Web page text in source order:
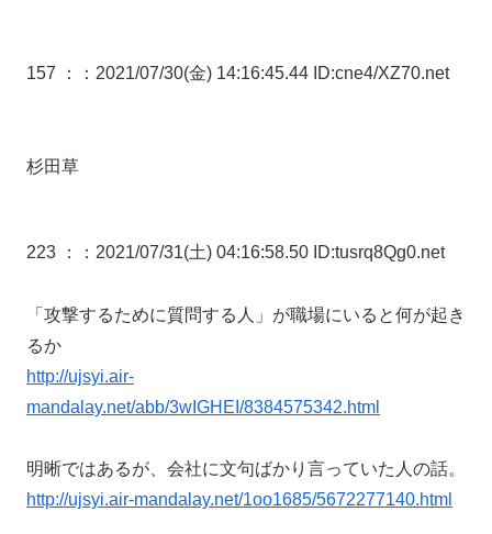
157 ： ：2021/07/30(金) 14:16:45.44 ID:cne4/XZ70.net
杉田草
223 ： ：2021/07/31(土) 04:16:58.50 ID:tusrq8Qg0.net
「攻撃するために質問する人」が職場にいると何が起き
るか
http://ujsyi.air-
mandalay.net/abb/3wIGHEI/8384575342.html
明晰ではあるが、会社に文句ばかり言っていた人の話。
http://ujsyi.air-mandalay.net/1oo1685/5672277140.html